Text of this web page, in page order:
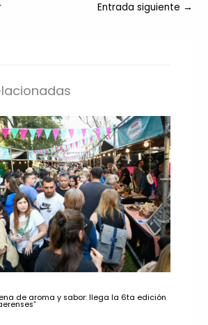
Entrada siguiente →
de aroma y sabor: llega la 6ta edición